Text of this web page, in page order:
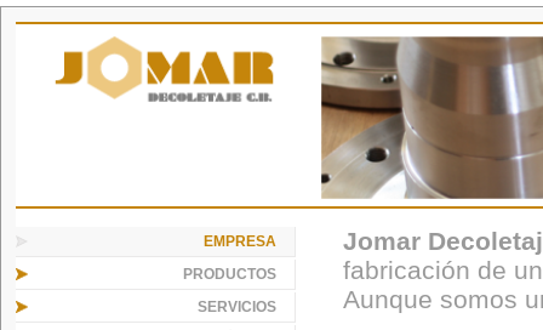
EMPRESA
PRODUCTOS
SERVICIOS
Jomar
fabricación de
Aunque somos